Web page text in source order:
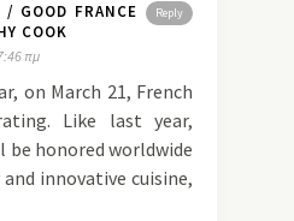
Reply
/ GOOD FRANCE
COOK
πμ
on March 21, French
Like last year,
be honored worldwide
innovative cuisine,